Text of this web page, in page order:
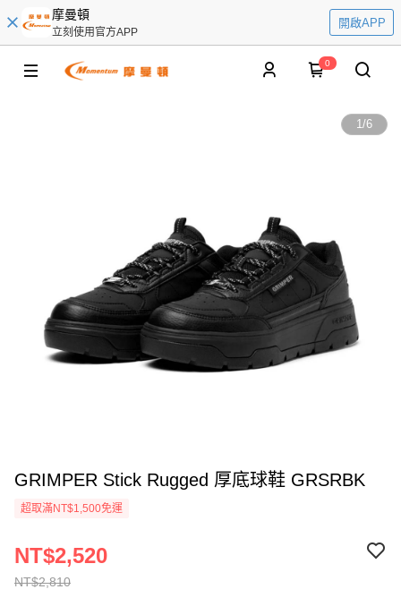
摩曼頓
立刻使用官方APP
開啟APP
0
1/6
GRIMPER Stick Rugged 厚底球鞋 GRSRBK
超取滿NT$1,500免運
NT$2,810
NT$2,520